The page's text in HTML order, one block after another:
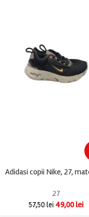
27
57,50lei 49,00lei